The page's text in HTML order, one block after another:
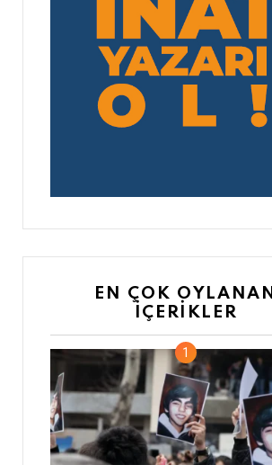
EN ÇOK OYLANAN
İÇERIKLER